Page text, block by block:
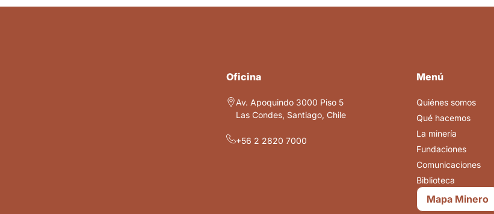
Oficina
Av. Apoquindo 3000 Piso 5
Las Condes, Santiago, Chile
+56 2 2820 7000
Menú
Quiénes somos
Qué hacemos
La minería
Fundaciones
Comunicaciones
Biblioteca
Mapa Minero